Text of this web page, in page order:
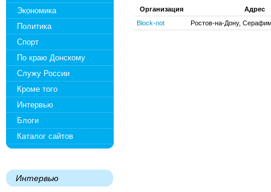
Экономика
Политика
Спорт
По краю Донскому
Служу России
Кроме того
Интервью
Блоги
Каталог сайтов
Интервью
Организация
Адрес
Block-not
Ростов-на-Дону,